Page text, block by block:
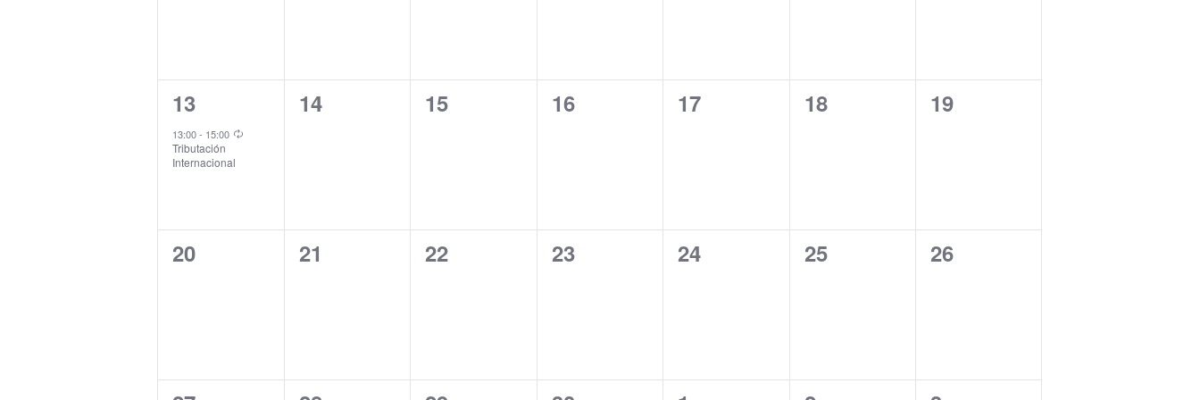
1
evento,
13
13:00- 15:00
Tributación
Internacional
0
14
0
15
0
16
0
17
0
18
0
19
0
20
0
21
0
22
0
23
0
24
0
25
0
26